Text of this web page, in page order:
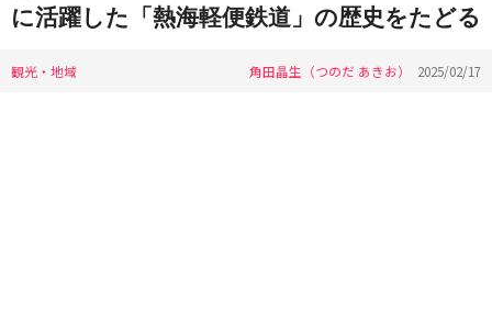
に活躍した「熱海軽便鉄道」の歴史をたどる
観光・地域 角田晶生（つのだ あきお） 2025/02/17